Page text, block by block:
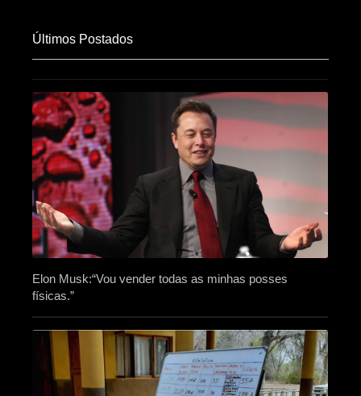
Últimos Postados
Elon Musk:“Vou vender todas as minhas posses
físicas.”